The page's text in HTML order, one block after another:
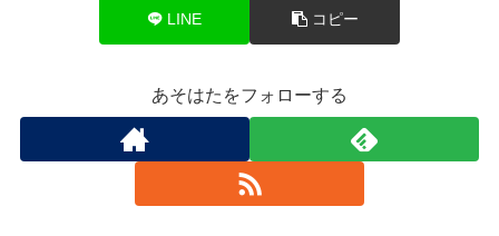
LINE コピー
あそはたをフォローする